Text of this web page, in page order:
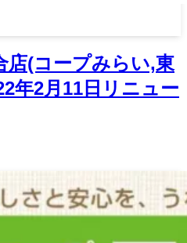
店(コープみらい,東
年2月11日リニュー